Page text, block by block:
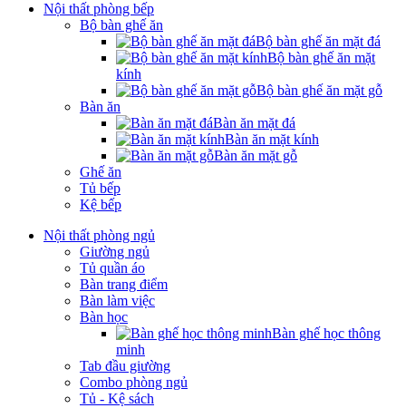
Nội thất phòng bếp
Bộ bàn ghế ăn
Bộ bàn ghế ăn mặt đá
Bộ bàn ghế ăn mặt
kính
Bộ bàn ghế ăn mặt gỗ
Bàn ăn
Bàn ăn mặt đá
Bàn ăn mặt kính
Bàn ăn mặt gỗ
Ghế ăn
Tủ bếp
Kệ bếp
Nội thất phòng ngủ
Giường ngủ
Tủ quần áo
Bàn trang điểm
Bàn làm việc
Bàn học
Bàn ghế học thông
minh
Tab đầu giường
Combo phòng ngủ
Tủ - Kệ sách